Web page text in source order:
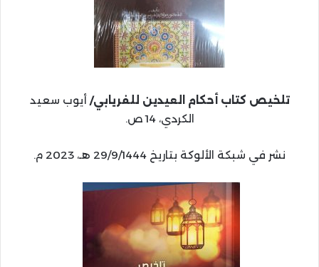
تلخيص كتاب أحكام العيدين للفريابي/أيوب سعيد
الكردي، 14 ص.
نشر في شبكة الألوكة بتاريخ 29/9/1444 هـ، 2023 م.